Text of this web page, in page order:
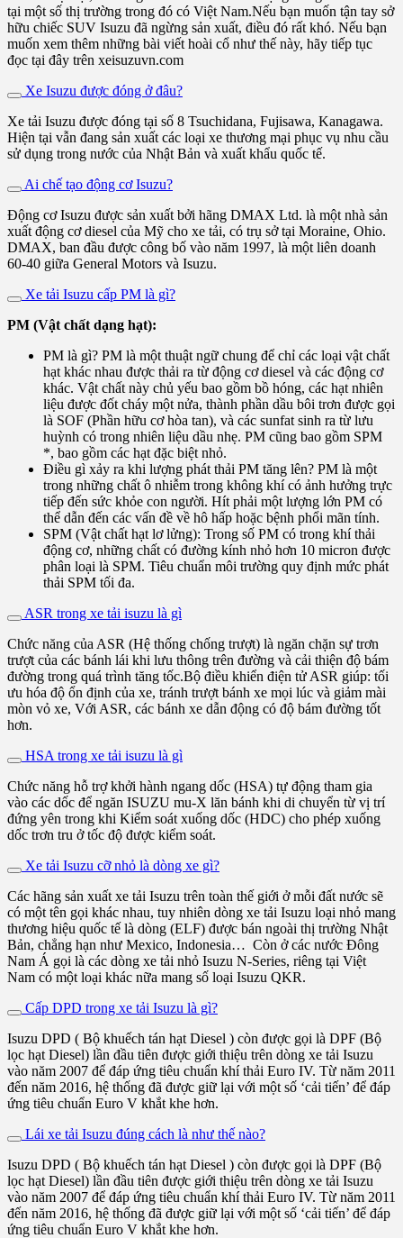
tại một số thị trường trong đó có Việt Nam.Nếu bạn muốn tận tay sở
hữu chiếc SUV Isuzu đã ngừng sản xuất, điều đó rất khó. Nếu bạn
muốn xem thêm những bài viết hoài cổ như thế này, hãy tiếp tục
đọc tại đây trên xeisuzuvn.com
Xe Isuzu được đóng ở đâu?
Xe tải Isuzu được đóng tại số 8 Tsuchidana, Fujisawa, Kanagawa.
Hiện tại vẫn đang sản xuất các loại xe thương mại phục vụ nhu cầu
sử dụng trong nước của Nhật Bản và xuất khẩu quốc tế.
Ai chế tạo động cơ Isuzu?
Động cơ Isuzu được sản xuất bởi hãng DMAX Ltd. là một nhà sản
xuất động cơ diesel của Mỹ cho xe tải, có trụ sở tại Moraine, Ohio.
DMAX, ban đầu được công bố vào năm 1997, là một liên doanh
60-40 giữa General Motors và Isuzu.
Xe tải Isuzu cấp PM là gì?
PM (Vật chất dạng hạt):
PM là gì? PM là một thuật ngữ chung để chỉ các loại vật chất
hạt khác nhau được thải ra từ động cơ diesel và các động cơ
khác. Vật chất này chủ yếu bao gồm bồ hóng, các hạt nhiên
liệu được đốt cháy một nửa, thành phần dầu bôi trơn được gọi
là SOF (Phần hữu cơ hòa tan), và các sunfat sinh ra từ lưu
huỳnh có trong nhiên liệu dầu nhẹ. PM cũng bao gồm SPM
*, bao gồm các hạt đặc biệt nhỏ.
Điều gì xảy ra khi lượng phát thải PM tăng lên? PM là một
trong những chất ô nhiễm trong không khí có ảnh hưởng trực
tiếp đến sức khỏe con người. Hít phải một lượng lớn PM có
thể dẫn đến các vấn đề về hô hấp hoặc bệnh phổi mãn tính.
SPM (Vật chất hạt lơ lửng): Trong số PM có trong khí thải
động cơ, những chất có đường kính nhỏ hơn 10 micron được
phân loại là SPM. Tiêu chuẩn môi trường quy định mức phát
thải SPM tối đa.
ASR trong xe tải isuzu là gì
Chức năng của ASR (Hệ thống chống trượt) là ngăn chặn sự trơn
trượt của các bánh lái khi lưu thông trên đường và cải thiện độ bám
đường trong quá trình tăng tốc.Bộ điều khiển điện tử ASR giúp: tối
ưu hóa độ ổn định của xe, tránh trượt bánh xe mọi lúc và giảm mài
mòn vỏ xe, Với ASR, các bánh xe dẫn động có độ bám đường tốt
hơn.
HSA trong xe tải isuzu là gì
Chức năng hỗ trợ khởi hành ngang dốc (HSA) tự động tham gia
vào các dốc để ngăn ISUZU mu-X lăn bánh khi di chuyển từ vị trí
đứng yên trong khi Kiểm soát xuống dốc (HDC) cho phép xuống
dốc trơn tru ở tốc độ được kiểm soát.
Xe tải Isuzu cỡ nhỏ là dòng xe gì?
Các hãng sản xuất xe tải Isuzu trên toàn thế giới ở mỗi đất nước sẽ
có một tên gọi khác nhau, tuy nhiên dòng xe tải Isuzu loại nhỏ mang
thương hiệu quốc tế là dòng (ELF) được bán ngoài thị trường Nhật
Bản, chẳng hạn như Mexico, Indonesia… Còn ở các nước Đông
Nam Á gọi là các dòng xe tải nhỏ Isuzu N-Series, riêng tại Việt
Nam có một loại khác nữa mang số loại Isuzu QKR.
Cấp DPD trong xe tải Isuzu là gì?
Isuzu DPD ( Bộ khuếch tán hạt Diesel ) còn được gọi là DPF (Bộ
lọc hạt Diesel) lần đầu tiên được giới thiệu trên dòng xe tải Isuzu
vào năm 2007 để đáp ứng tiêu chuẩn khí thải Euro IV. Từ năm 2011
đến năm 2016, hệ thống đã được giữ lại với một số ‘cải tiến’ để đáp
ứng tiêu chuẩn Euro V khắt khe hơn.
Lái xe tải Isuzu đúng cách là như thế nào?
Isuzu DPD ( Bộ khuếch tán hạt Diesel ) còn được gọi là DPF (Bộ
lọc hạt Diesel) lần đầu tiên được giới thiệu trên dòng xe tải Isuzu
vào năm 2007 để đáp ứng tiêu chuẩn khí thải Euro IV. Từ năm 2011
đến năm 2016, hệ thống đã được giữ lại với một số ‘cải tiến’ để đáp
ứng tiêu chuẩn Euro V khắt khe hơn.